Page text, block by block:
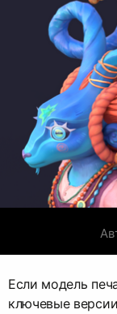
Если модель
ключевые